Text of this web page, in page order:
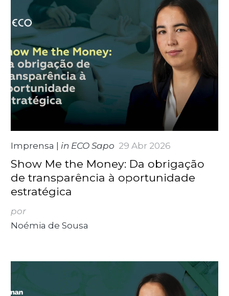
Imprensa in ECO Sapo 29 Abr 2026
Show Me the Money: Da obrigação
de transparência à oportunidade
estratégica
por
Noémia de Sousa